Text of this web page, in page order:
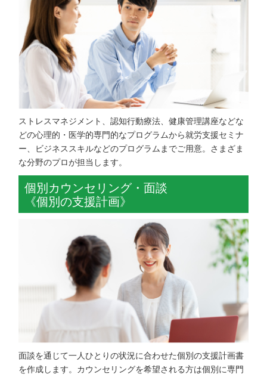
ストレスマネジメント、認知行動療法、健康管理講座などな
どの心理的・医学的専門的なプログラムから就労支援セミナ
ー、ビジネススキルなどのプログラムまでご用意。さまざま
な分野のプロが担当します。
個別カウンセリング・面談
《個別の支援計画》
面談を通じて一人ひとりの状況に合わせた個別の支援計画書
を作成します。カウンセリングを希望される方は個別に専門